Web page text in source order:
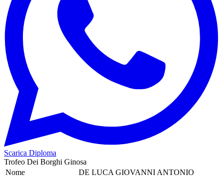
Scarica Diploma
Trofeo Dei Borghi Ginosa
Nome
DE LUCA GIOVANNI ANTONIO